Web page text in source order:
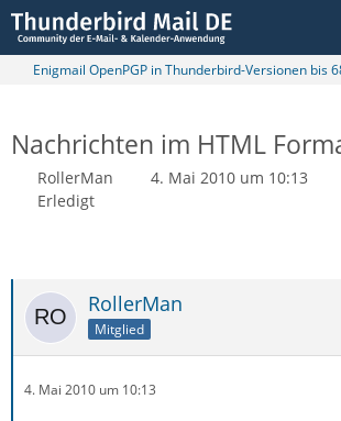
Enigmail OpenPGP in Thunderbird-Versionen bis
Nachrichten im HTML
RollerMan 4. Mai 2010 um 10:13
Erledigt
RollerMan
Mitglied
4. Mai 2010 um 10:13